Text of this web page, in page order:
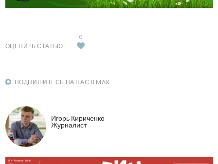
ОЦЕНИТЬ СТАТЬЮ
0
ПОДПИШИТЕСЬ НА НАС В MAX
Игорь Кириченко
Журналист